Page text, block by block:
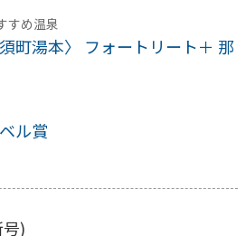
すめ温泉
町湯本〉 フォートリート＋ 那
ル賞
)